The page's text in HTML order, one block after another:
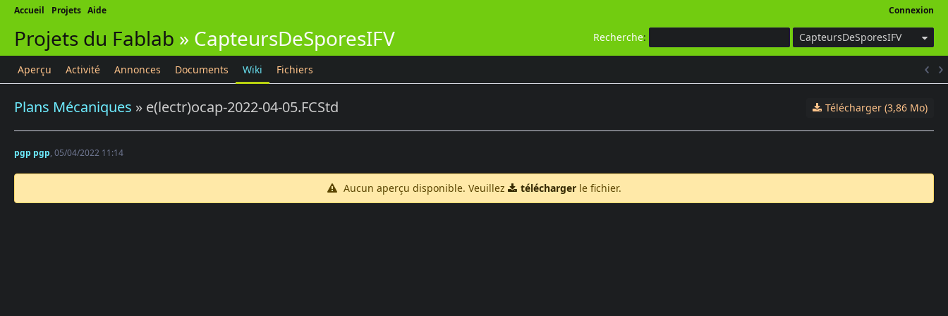
Connexion
Accueil Projets Aide
Recherche: CapteursDeSporesIFV
Projets du Fablab » CapteursDeSporesIFV
Aperçu Activité Annonces Documents Wiki Fichiers
Télécharger (3,86 Mo)
Plans Mécaniques » e(lectr)ocap-2022-04-05.FCStd
pgp pgp, 05/04/2022 11:14
Aucun aperçu disponible. Veuillez téléchargerle fichier.